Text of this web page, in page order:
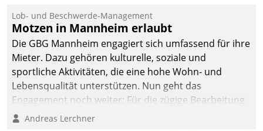
integrieren.
Lob- und Beschwerde-Management
Motzen in Mannheim erlaubt
Die GBG Mannheim engagiert sich umfassend für ihre
Mieter. Dazu gehören kulturelle, soziale und
sportliche Aktivitäten, die eine hohe Wohn- und
Lebensqualität unterstützen. Nun geht das
Engagement noch weiter: Für die zügige Bearbeitung
von Beschwerden – oder Lob – richtet das
Andreas Lerchner